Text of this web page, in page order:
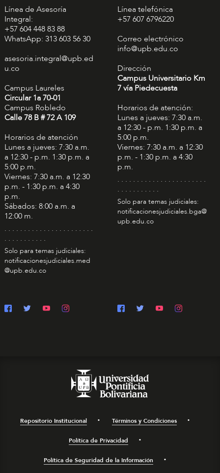
Línea de Asesoría
Integral:
+57 604 448 83 88
WhatsApp: 313 603 56 30
asesoria.integral@upb.ed
u.co
Campus Laureles
Circular 1a 70-01
Campus Robledo
Calle 78 B # 72 A 109
Horarios de atención
Lunes a jueves: 7:30 a.m.
a 12:30 - p.m. 1:30 p.m. a
5:00 p.m.
Viernes: 7:30 a.m. a 12:30
p.m. - 1:30 p.m. a 4:30
p.m.
Sábados: 8:00 a.m. a
12:00 m.
. . . . . . . . . . . . . . . . . . . . . . .
. . . . . . . . . . .
Solo para temas judiciales:
notificacionesjudiciales.med
@upb.edu.co
Línea telefónica
+57 607 6796220
Correo electrónico
info@upb.edu.co
Dirección
Campus Universitario Km
7 vía Piedecuesta
Horarios de atención:
Lunes a jueves: 7:30 a.m.
a 12:30 - p.m. 1:30 p.m. a
5:00 p.m.
Viernes: 7:30 a.m. a 12:30
p.m. - 1:30 p.m. a 4:30
p.m.
. . . . . . . . . . . . . . . . . . . . . . .
. . . . . . . . . . .
Solo para temas judiciales:
notificacionesjudiciales.bga@
upb.edu.co
Repositorio Institucional Términos y Condiciones
Política de Privacidad
Política de Seguridad de la Información